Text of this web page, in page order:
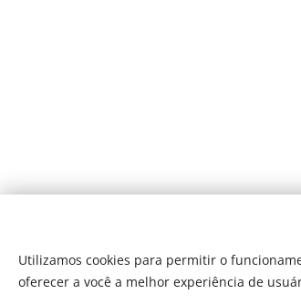
Utilizamos cookies para permitir o
oferecer a você a melhor experiência de